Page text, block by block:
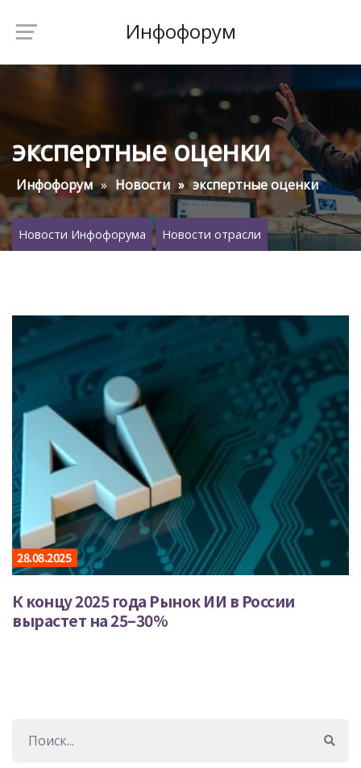
Инфофорум
экспертные оценки
Инфофорум Новости экспертные оценки
Новости Инфофорума Новости отрасли
28.08.2025
К концу 2025 года Рынок ИИ в России
вырастет на 25–30%